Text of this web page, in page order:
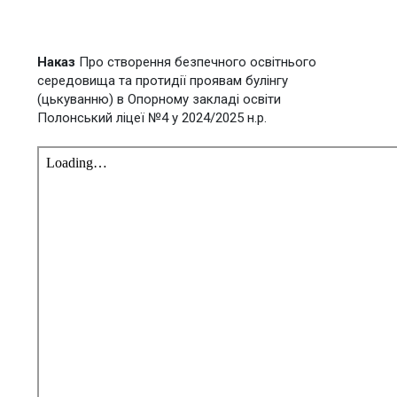
Наказ Про створення безпечного освітнього
середовища та протидії проявам булінгу
(цькуванню) в Опорному закладі освіти
Полонський ліцеї №4 у 2024/2025 н.р.